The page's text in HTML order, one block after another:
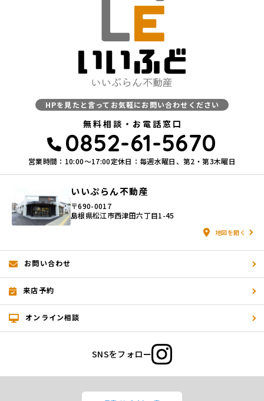
HPを見たと言ってお気軽にお問い合わせください
無料相談・お電話窓口
0852-61-5670
営業時間：10:00〜17:00定休日：毎週水曜日、第2・第3木曜日
いいぷらん不動産
〒690-0017
島根県松江市西津田六丁目1-45
地図を開く
お問い合わせ
来店予約
オンライン相談
SNSをフォロー